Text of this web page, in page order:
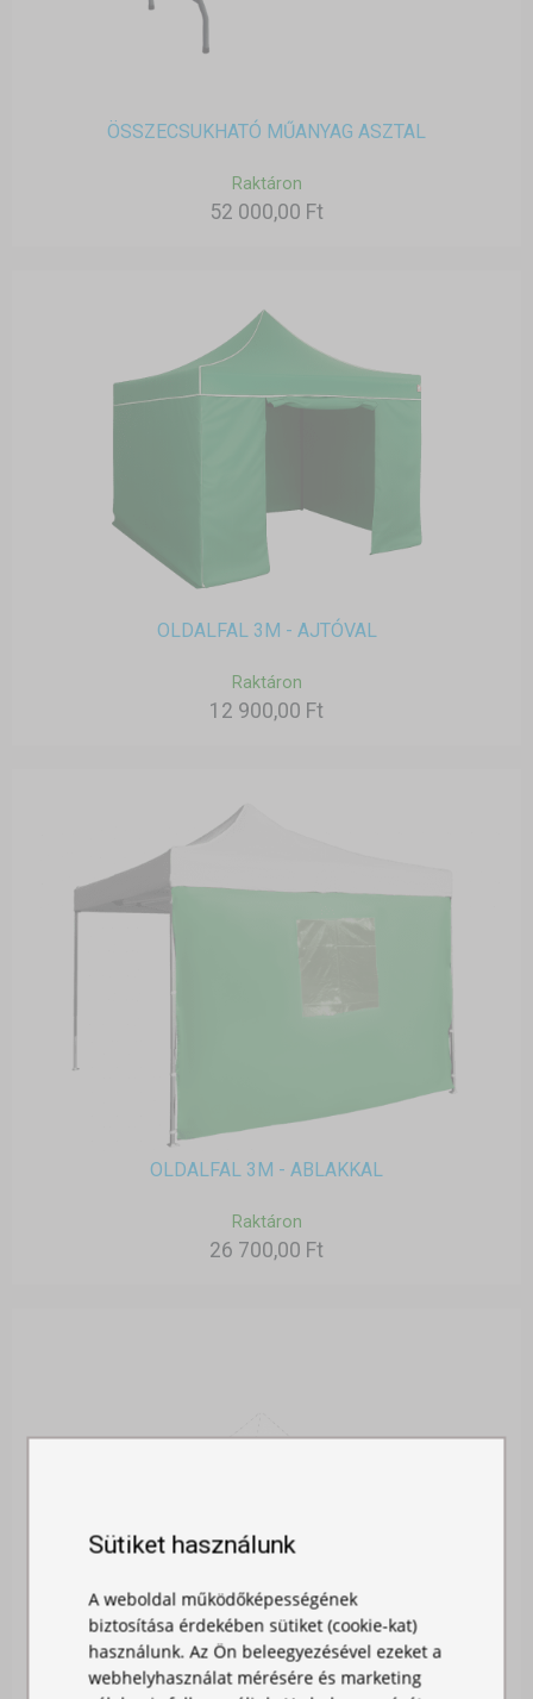
ÖSSZECSUKHATÓ MŰANYAG ASZTAL
Raktáron
52 000,00 Ft
OLDALFAL 3M - AJTÓVAL
Raktáron
12 900,00 Ft
OLDALFAL 3M - ABLAKKAL
Raktáron
26 700,00 Ft
Sütiket használunk
A weboldal működőképességének
biztosítása érdekében sütiket (cookie-kat)
használunk. Az Ön beleegyezésével ezeket a
webhelyhasználat mérésére és marketing